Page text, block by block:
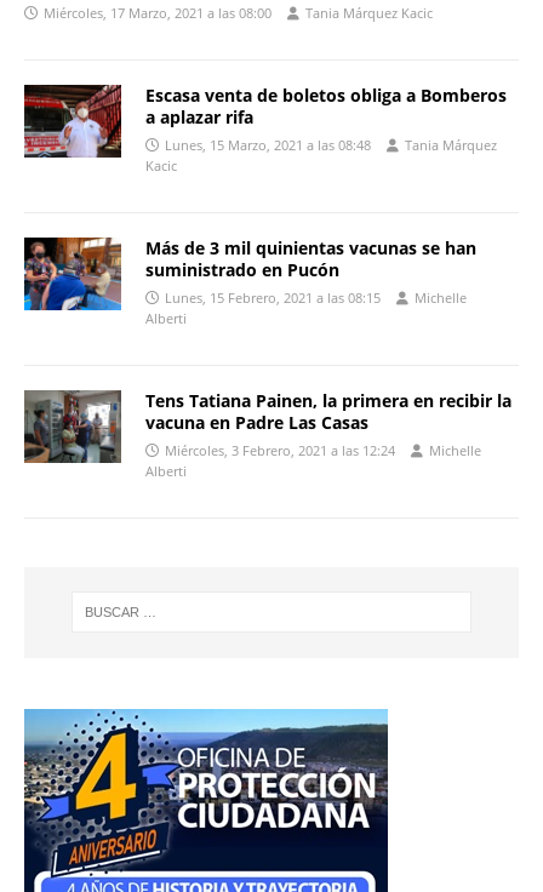
Miércoles, 17 Marzo, 2021 a las 08:00 Tania Márquez Kacic
Escasa venta de boletos obliga a Bomberos
a aplazar rifa
Lunes, 15 Marzo, 2021 a las 08:48
Tania Márquez
Kacic
Más de 3 mil quinientas vacunas se han
suministrado en Pucón
Lunes, 15 Febrero, 2021 a las 08:15
Michelle
Alberti
Tens Tatiana Painen, la primera en recibir la
vacuna en Padre Las Casas
Miércoles, 3 Febrero, 2021 a las 12:24
Michelle
Alberti